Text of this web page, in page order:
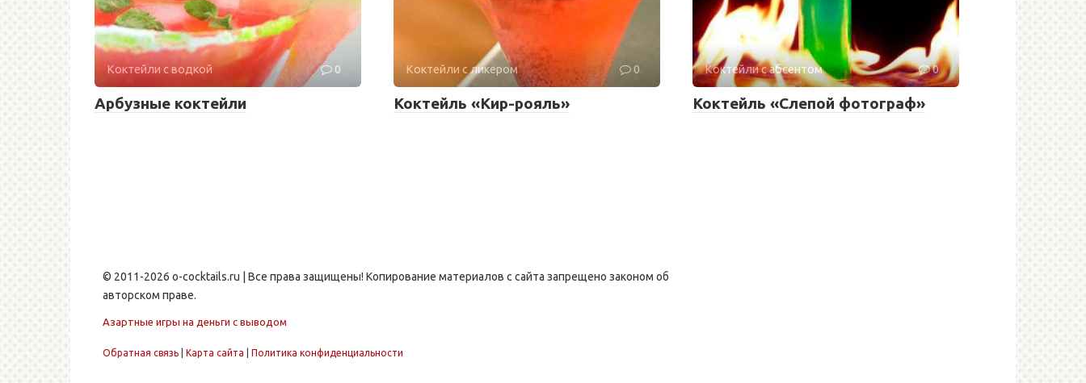
Коктейли с водкой 0
Арбузные коктейли
Коктейли с ликером 0
Коктейль «Кир-рояль»
Коктейли с абсентом 0
Коктейль «Слепой фотограф»
© 2011-2026 o-cocktails.ru | Все права защищены! Копирование материалов с сайта запрещено законом об
авторском праве.
Азартные игры на деньги с выводом
Обратная связь Карта сайта Политика конфиденциальности